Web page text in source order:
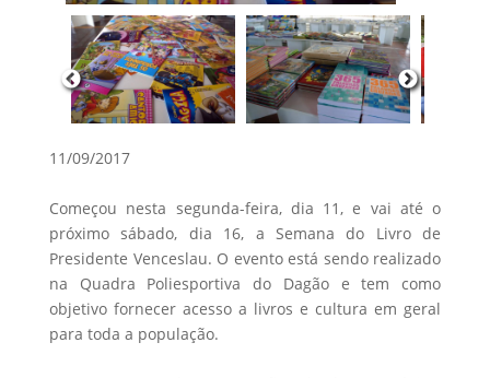
11/09/2017
Começou nesta segunda-feira, dia 11, e vai até o
próximo sábado, dia 16, a Semana do Livro de
Presidente Venceslau. O evento está sendo realizado
na Quadra Poliesportiva do Dagão e tem como
objetivo fornecer acesso a livros e cultura em geral
para toda a população.